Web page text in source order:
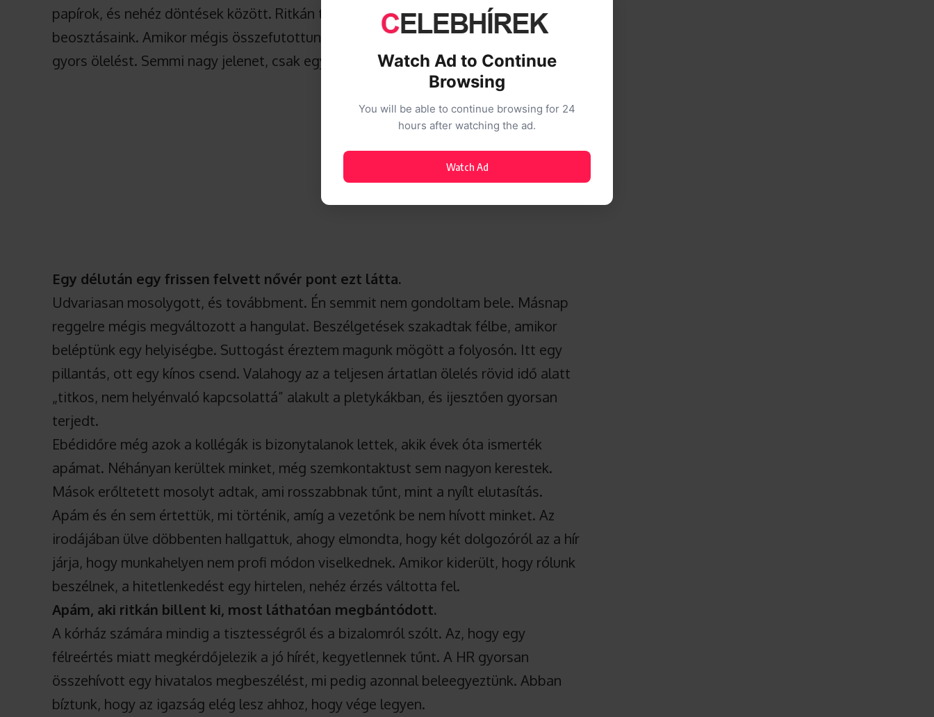
papírok, és nehéz döntések között. Ritkán találkoztunk, mert eltértek a
beosztásaink. Amikor mégis összefutottunk a folyosón, adtunk egymásnak egy
gyors ölelést. Semmi nagy jelenet, csak egy rövid jelzés, hogy minden rendben van.
Egy délután egy frissen felvett nővér pont ezt látta.
Udvariasan mosolygott, és továbbment. Én semmit nem gondoltam bele. Másnap
reggelre mégis megváltozott a hangulat. Beszélgetések szakadtak félbe, amikor
beléptünk egy helyiségbe. Suttogást éreztem magunk mögött a folyosón. Itt egy
pillantás, ott egy kínos csend. Valahogy az a teljesen ártatlan ölelés rövid idő alatt
„titkos, nem helyénvaló kapcsolattá” alakult a pletykákban, és ijesztően gyorsan
terjedt.
Ebédidőre még azok a kollégák is bizonytalanok lettek, akik évek óta ismerték
apámat. Néhányan kerültek minket, még szemkontaktust sem nagyon kerestek.
Mások erőltetett mosolyt adtak, ami rosszabbnak tűnt, mint a nyílt elutasítás.
Apám és én sem értettük, mi történik, amíg a vezetőnk be nem hívott minket. Az
irodájában ülve döbbenten hallgattuk, ahogy elmondta, hogy két dolgozóról az a hír
járja, hogy munkahelyen nem profi módon viselkednek. Amikor kiderült, hogy rólunk
beszélnek, a hitetlenkedést egy hirtelen, nehéz érzés váltotta fel.
Apám, aki ritkán billent ki, most láthatóan megbántódott.
A kórház számára mindig a tisztességről és a bizalomról szólt. Az, hogy egy
félreértés miatt megkérdőjelezik a jó hírét, kegyetlennek tűnt. A HR gyorsan
összehívott egy hivatalos megbeszélést, mi pedig azonnal beleegyeztünk. Abban
bíztunk, hogy az igazság elég lesz ahhoz, hogy vége legyen.
Watch Ad to Continue
Browsing
You will be able to continue browsing for 24
hours after watching the ad.
Watch Ad